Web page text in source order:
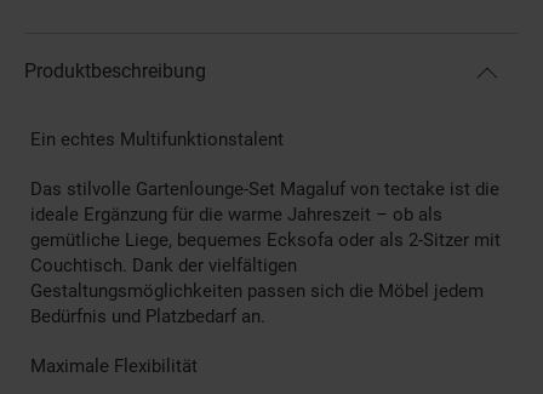
Produktbeschreibung
Ein echtes Multifunktionstalent
Das stilvolle Gartenlounge-Set Magaluf von tectake ist die
ideale Ergänzung für die warme Jahreszeit – ob als
gemütliche Liege, bequemes Ecksofa oder als 2-Sitzer mit
Couchtisch. Dank der vielfältigen
Gestaltungsmöglichkeiten passen sich die Möbel jedem
Bedürfnis und Platzbedarf an.
Maximale Flexibilität